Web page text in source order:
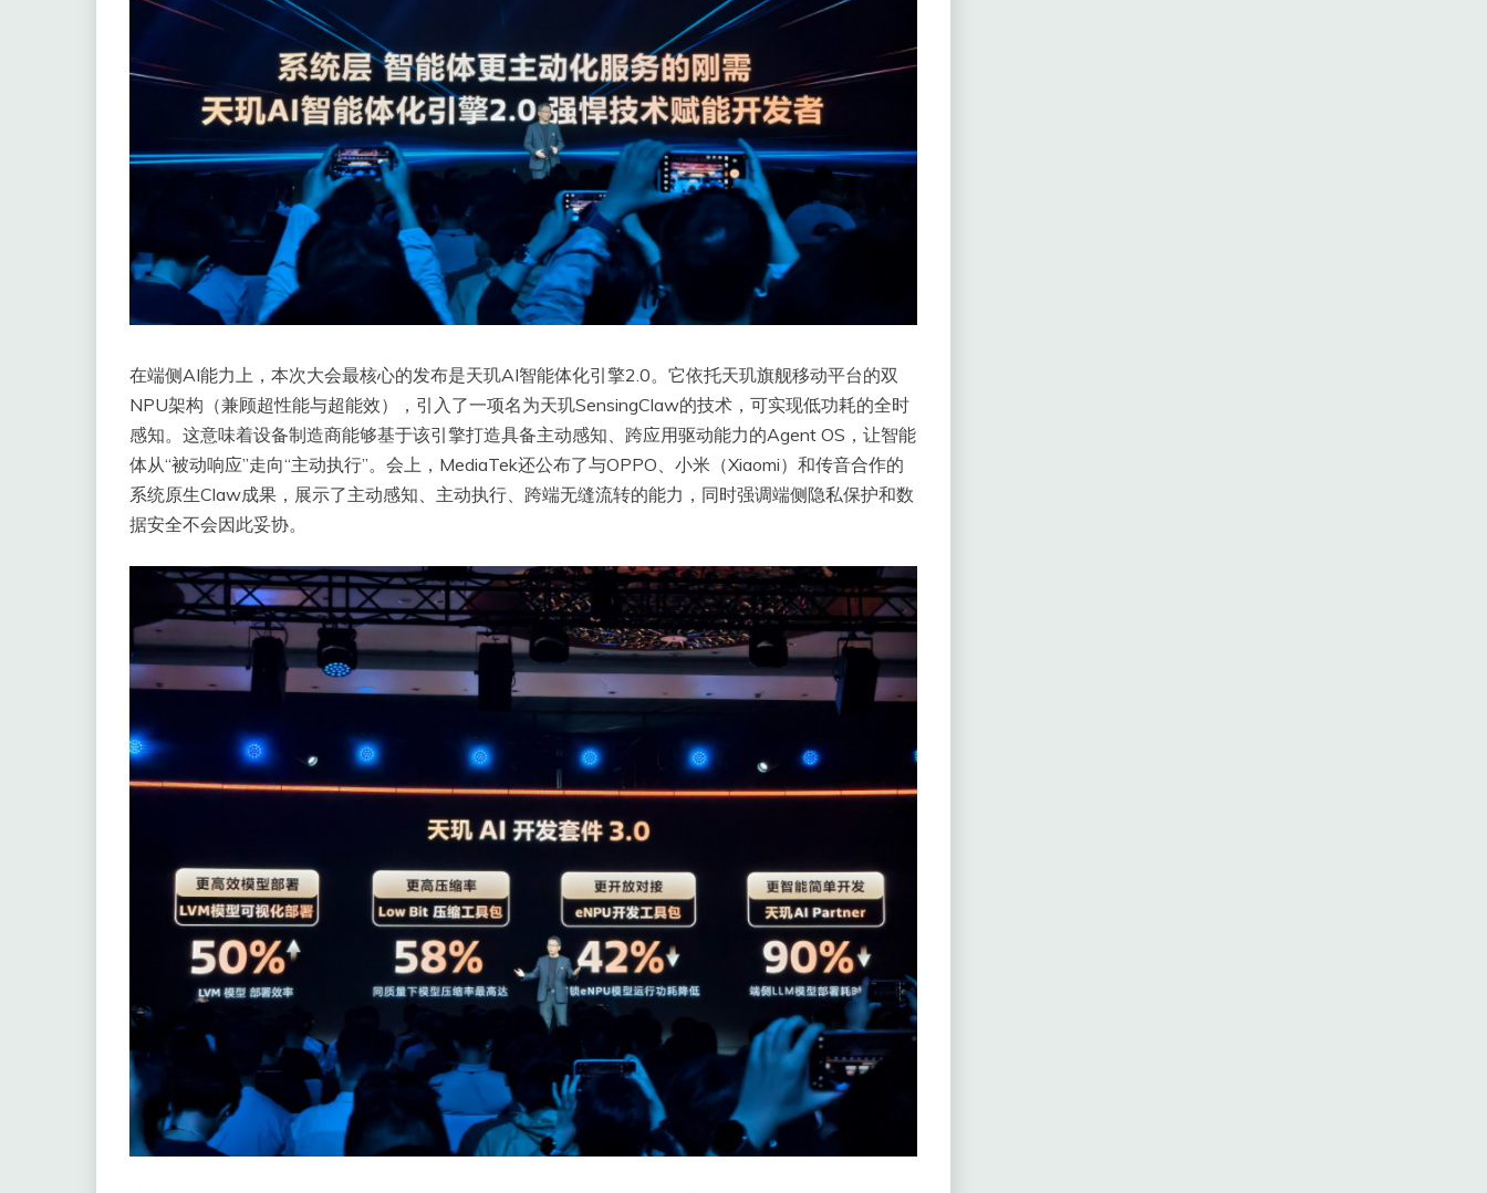
在端侧AI能力上，本次大会最核心的发布是天玑AI智能体化引擎2.0。它依托天玑旗舰移动平台的双
NPU架构（兼顾超性能与超能效），引入了一项名为天玑SensingClaw的技术，可实现低功耗的全时
感知。这意味着设备制造商能够基于该引擎打造具备主动感知、跨应用驱动能力的Agent OS，让智能
体从“被动响应”走向“主动执行”。会上，MediaTek还公布了与OPPO、小米（Xiaomi）和传音合作的
系统原生Claw成果，展示了主动感知、主动执行、跨端无缝流转的能力，同时强调端侧隐私保护和数
据安全不会因此妥协。